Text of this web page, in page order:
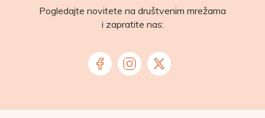
Pogledajte novitete na društvenim mrežama
i zapratite nas: